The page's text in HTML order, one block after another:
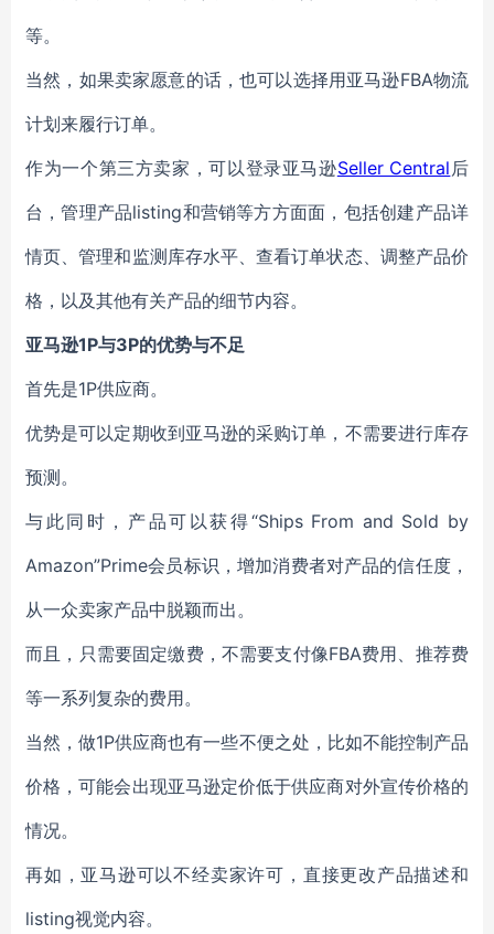
等。
当然，如果卖家愿意的话，也可以选择用亚马逊FBA物流
计划来履行订单。
作为一个第三方卖家，可以登录亚马逊Seller Central 后
台，管理产品listing和营销等方方面面，包括创建产品详
情页、管理和监测库存水平、查看订单状态、调整产品价
格，以及其他有关产品的细节内容。
亚马逊1P与3P的优势与不足
首先是1P供应商。
优势是可以定期收到亚马逊的采购订单，不需要进行库存
预测。
与此同时，产品可以获得“Ships From and Sold by
Amazon”Prime会员标识，增加消费者对产品的信任度，
从一众卖家产品中脱颖而出。
而且，只需要固定缴费，不需要支付像FBA费用、推荐费
等一系列复杂的费用。
当然，做1P供应商也有一些不便之处，比如不能控制产品
价格，可能会出现亚马逊定价低于供应商对外宣传价格的
情况。
再如，亚马逊可以不经卖家许可，直接更改产品描述和
listing视觉内容。